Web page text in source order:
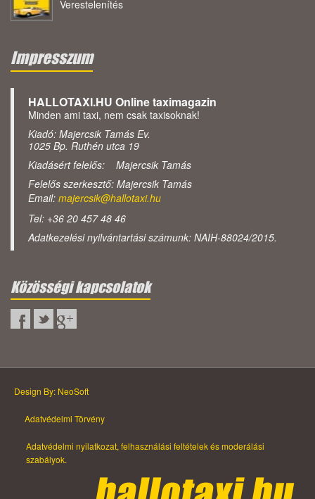
Verestelenítés
Impresszum
HALLOTAXI.HU Online taximagazin
Minden ami taxi, nem csak taxisoknak!
Kiadó: Majercsik Tamás Ev.
1025 Bp. Ruthén utca 19
Kiadásért felelős: Majercsik Tamás
Felelős szerkesztő: Majercsik Tamás
Email: majercsik@hallotaxi.hu
Tel: +36 20 457 48 46
Adatkezelési nyilvántartási számunk: NAIH-88024/2015.
Közösségi kapcsolatok
Design By: NeoSoft
Adatvédelmi Törvény
Adatvédelmi nyilatkozat, felhasználási feltételek és moderálási
szabályok.